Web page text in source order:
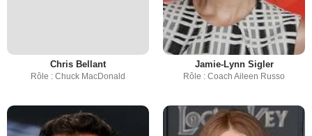
Chris Bellant
Rôle : Chuck MacDonald
Jamie-Lynn Sigler
Rôle : Coach Aileen Russo